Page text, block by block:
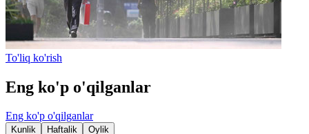
To'liq ko'rish
Eng ko'p o'qilganlar
Eng ko'p o'qilganlar
Kunlik Haftalik Oylik